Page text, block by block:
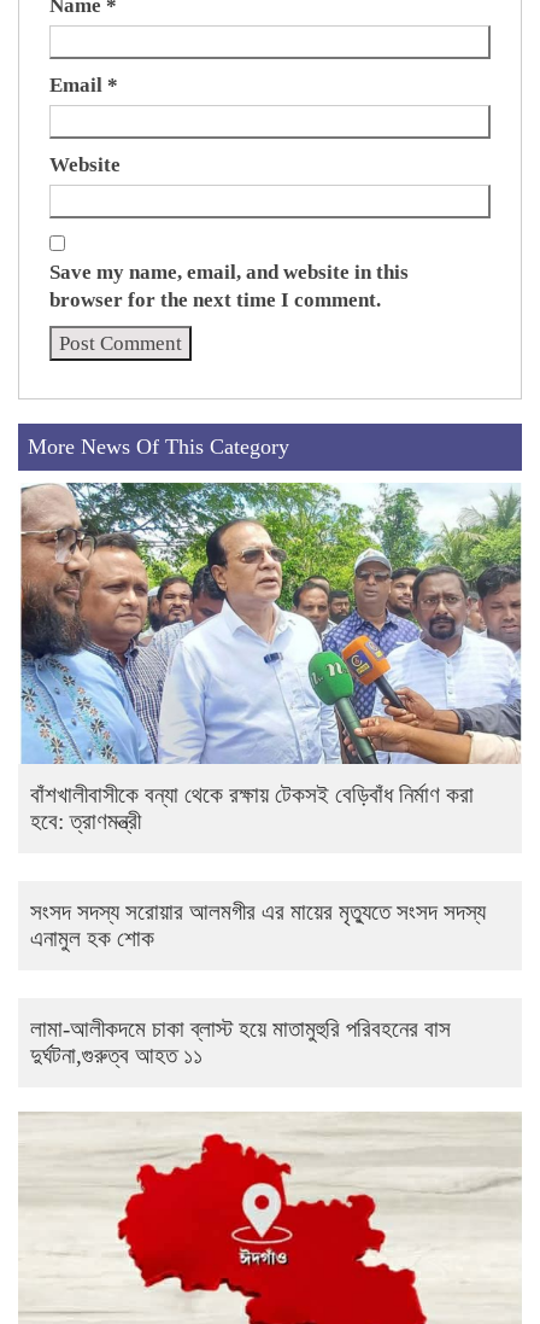
Name *
Email *
Website
Save my name, email, and website in this
browser for the next time I comment.
More News Of This Category
বাঁশখালীবাসীকে বন্যা থেকে রক্ষায় টেকসই বেড়িবাঁধ নির্মাণ করা
হবে: ত্রাণমন্ত্রী
সংসদ সদস্য সরোয়ার আলমগীর এর মায়ের মৃত্যুতে সংসদ সদস্য
এনামুল হক শোক
লামা-আলীকদমে চাকা ব্লাস্ট হয়ে মাতামুহুরি পরিবহনের বাস
দুর্ঘটনা,গুরুত্ব আহত ১১